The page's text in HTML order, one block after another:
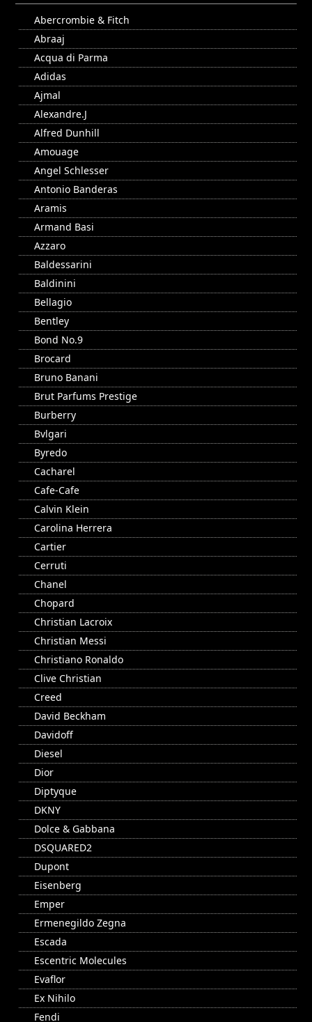
Abercrombie & Fitch
Abraaj
Acqua di Parma
Adidas
Ajmal
Alexandre.J
Alfred Dunhill
Amouage
Angel Schlesser
Antonio Banderas
Aramis
Armand Basi
Azzaro
Baldessarini
Baldinini
Bellagio
Bentley
Bond No.9
Brocard
Bruno Banani
Brut Parfums Prestige
Burberry
Bvlgari
Byredo
Cacharel
Cafe-Cafe
Calvin Klein
Carolina Herrera
Cartier
Cerruti
Chanel
Chopard
Christian Lacroix
Christian Messi
Christiano Ronaldo
Clive Christian
Creed
David Beckham
Davidoff
Diesel
Dior
Diptyque
DKNY
Dolce & Gabbana
DSQUARED2
Dupont
Eisenberg
Emper
Ermenegildo Zegna
Escada
Escentric Molecules
Evaflor
Ex Nihilo
Fendi